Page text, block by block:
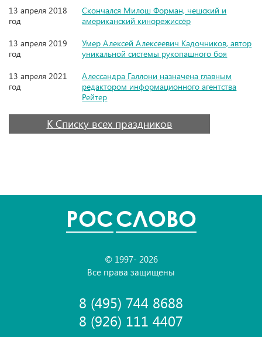
13 апреля 2018
год
Скончался Милош Форман, чешский и
американский кинорежиссёр
13 апреля 2019
год
Умер Алексей Алексеевич Кадочников, автор
уникальной системы рукопашного боя
13 апреля 2021
год
Алессандра Галлони назначена главным
редактором информационного агентства
Рейтер
К Списку всех праздников
POCСЛОВО
© 1997- 2026
Все права защищены
8 (495) 744 8688
8 (926) 111 4407